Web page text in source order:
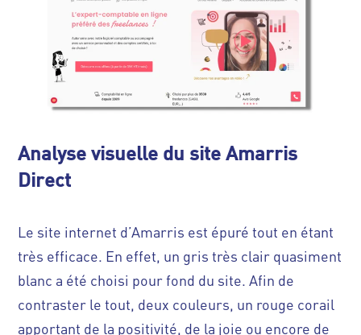
Analyse visuelle du site Amarris
Direct
Le site internet d’Amarris est épuré tout en étant
très efficace. En effet, un gris très clair quasiment
blanc a été choisi pour fond du site. Afin de
contraster le tout, deux couleurs, un rouge corail
apportant de la positivité, de la joie ou encore de